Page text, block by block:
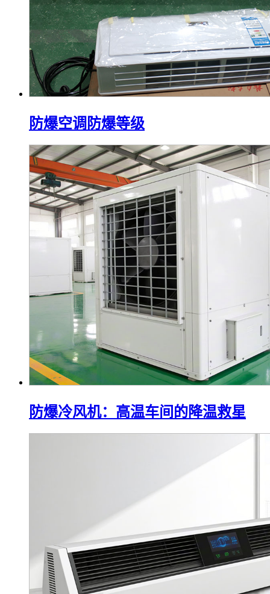
防爆空调防爆等级
防爆冷风机：高温车间的降温救星